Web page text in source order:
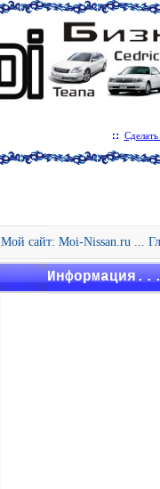
Мой сайт: Moi-Nissan.ru ...